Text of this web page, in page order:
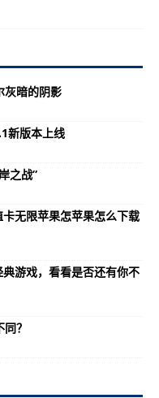
灰暗的阴影
新版本上线
之战”
无限苹果怎苹果怎么下载
游戏，看看是否还有你不
？